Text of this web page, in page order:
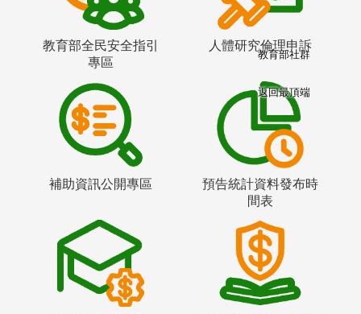
教育部全民安全指引
專區
人體研究倫理申訴
補助資訊公開專區
預告統計資料發布時
間表
教育部社群
返回最頂端